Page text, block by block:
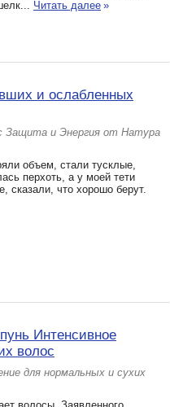
Читать далее »
и ослабленных
Защита и Энергия от Натура
объем, стали тусклые,
перхоть, а у моей тети
сказали, что хорошо берут.
Интенсивное
волос
для нормальных и сухих